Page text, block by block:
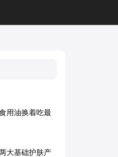
用油换着吃最
大基础护肤产